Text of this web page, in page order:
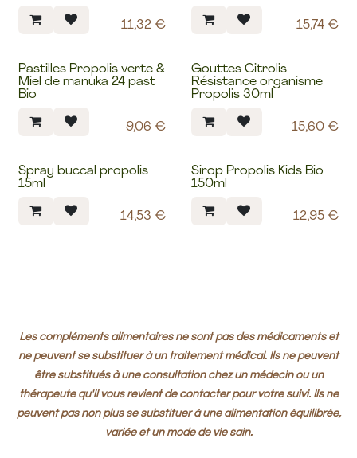
11,32€ 15,74€
Pastilles Propolis verte &
Miel de manuka 24 past
Bio
9,06 €
Gouttes Citrolis
Résistance organisme
Propolis 30ml
15,60€
Spray buccal propolis
15ml
14,53 €
Sirop Propolis Kids Bio
150ml
12,95€
Les compléments alimentaires ne sont pas des médicaments et
ne peuvent se substituer à un traitement médical. Ils ne peuvent
être substitués à une consultation chez un médecin ou un
thérapeute qu'il vous revient de contacter pour votre suivi. Ils ne
peuvent pas non plus se substituer à une alimentation équilibrée,
variée et un mode de vie sain.